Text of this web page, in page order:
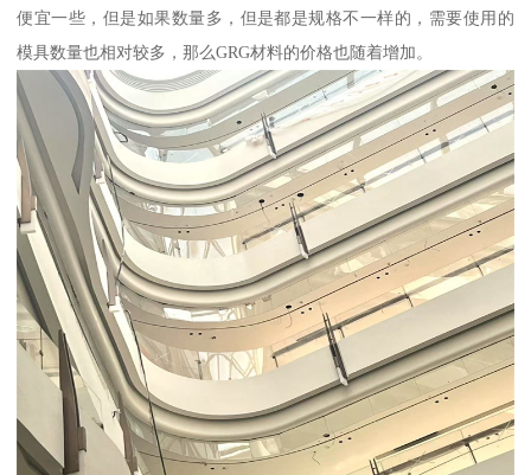
便宜一些，但是如果数量多，但是都是规格不一样的，需要使用的
模具数量也相对较多，那么GRG材料的价格也随着增加。